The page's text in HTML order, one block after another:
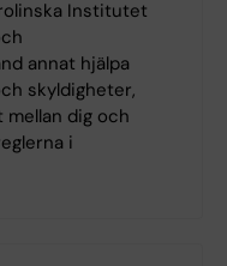
Institutet
annat hjälpa
skyldigheter,
dig och
i